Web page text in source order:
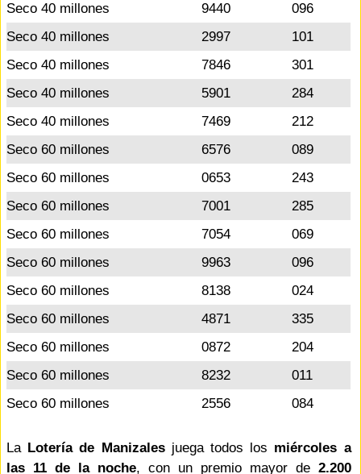
Seco 40 millones
9440
096
Seco 40 millones
2997
101
Seco 40 millones
7846
301
Seco 40 millones
5901
284
Seco 40 millones
7469
212
Seco 60 millones
6576
089
Seco 60 millones
0653
243
Seco 60 millones
7001
285
Seco 60 millones
7054
069
Seco 60 millones
9963
096
Seco 60 millones
8138
024
Seco 60 millones
4871
335
Seco 60 millones
0872
204
Seco 60 millones
8232
011
Seco 60 millones
2556 084
La Lotería de Manizalesjuega todos los miércoles a
las 11 de la noche, con un premio mayor de 2.200